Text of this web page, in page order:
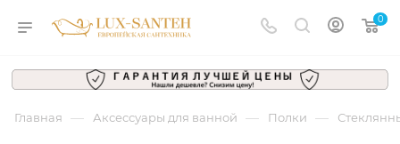
0
Главная — Аксессуары для ванной — Полки —